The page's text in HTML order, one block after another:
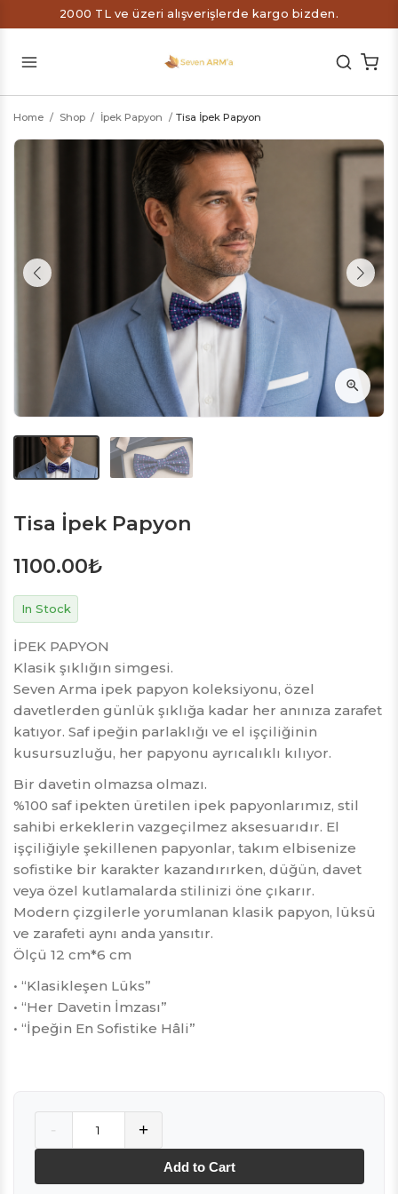
2000 TL ve üzeri alışverişlerde kargo bizden.
Home / Shop / İpek Papyon / Tisa İpek Papyon
Tisa İpek Papyon
1100.00₺
In Stock
İPEK PAPYON
Klasik şıklığın simgesi.
Seven Arma ipek papyon koleksiyonu, özel
davetlerden günlük şıklığa kadar her anınıza zarafet
katıyor. Saf ipeğin parlaklığı ve el işçiliğinin
kusursuzluğu, her papyonu ayrıcalıklı kılıyor.
Bir davetin olmazsa olmazı.
%100 saf ipekten üretilen ipek papyonlarımız, stil
sahibi erkeklerin vazgeçilmez aksesuarıdır. El
işçiliğiyle şekillenen papyonlar, takım elbisenize
sofistike bir karakter kazandırırken, düğün, davet
veya özel kutlamalarda stilinizi öne çıkarır.
Modern çizgilerle yorumlanan klasik papyon, lüksü
ve zarafeti aynı anda yansıtır.
Ölçü 12 cm*6 cm
• “Klasikleşen Lüks”
• “Her Davetin İmzası”
• “İpeğin En Sofistike Hâli”
- +
Add to Cart